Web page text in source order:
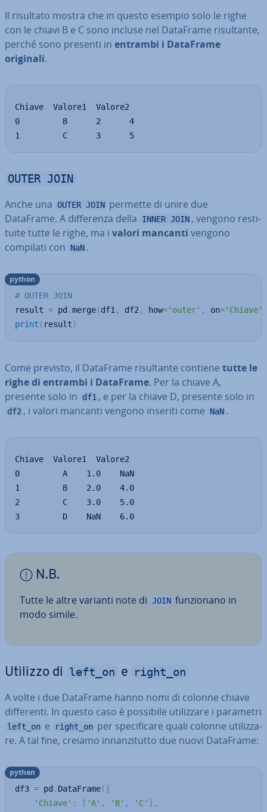
Il risultato mostra che in questo esempio solo le righe
con le chiavi B e C sono incluse nel DataFrame ri­sul­tan­te,
perché sono presenti in entrambi i DataFrame
originali.
Chiave  Valore1  Valore2
0         B      2      4
1         C      3      5
OUTER JOIN
Anche una OUTER JOIN permette di unire due
DataFrame. A dif­fe­ren­za della
INNER JOIN , vengono re­sti­
tui­te tutte le righe, ma i valori mancanti vengono
compilati con
NaN .
# OUTER JOIN
result = pd .merge(df1 , df2 , how='outer' , on='Chiave'
print ( result )
python
Come previsto, il DataFrame ri­sul­tan­te contiene tutte le
righe di entrambi i DataFrame. Per la chiave A,
presente solo in
df1 , e per la chiave D, presente solo in
df2 , i valori mancanti vengono inseriti come NaN .
Chiave  Valore1  Valore2
0         A    1.0    NaN
1         B    2.0    4.0
2         C    3.0    5.0
3         D    NaN    6.0
N.B.
Tutte le altre varianti note di JOIN fun­zio­na­no in
modo simile.
Utilizzo di left_on e right_on
A volte i due DataFrame hanno nomi di colonne chiave
dif­fe­ren­ti. In questo caso è possibile uti­liz­za­re i parametri
left_on e right_on per spe­ci­fi­ca­re quali colonne uti­liz­za­
re. A tal fine, creiamo in­nan­zi­tut­to due nuovi DataFrame:
df3 = pd . DataFrame({
'Chiave' : [ 'A' , 'B' , 'C' ] ,
python